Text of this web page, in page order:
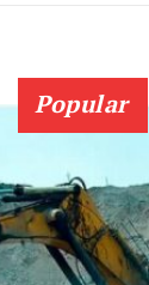
Popular